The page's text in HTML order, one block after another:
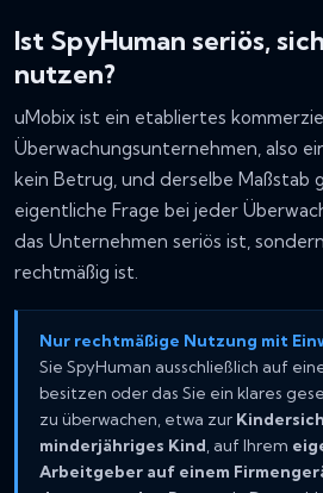
Ist SpyHuman seriös,
nutzen?
uMobix ist ein etabliertes
Überwachungsunternehmen, also
kein Betrug, und derselbe Maßstab
eigentliche Frage bei jeder
das Unternehmen seriös ist,
rechtmäßig ist.
Nur rechtmäßige Nutzung mit
Sie SpyHuman ausschließlich auf
besitzen oder das Sie ein klares
zu überwachen, etwa zur
minderjähriges Kind, auf Ihrem
Arbeitgeber auf einem